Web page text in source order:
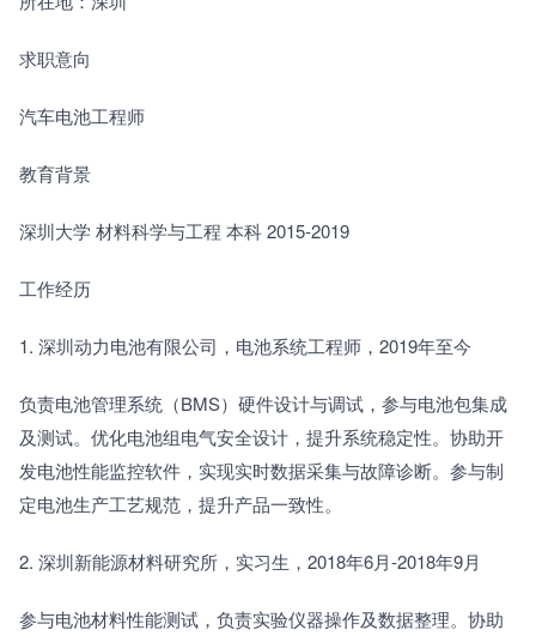
求职意向
汽车电池工程师
教育背景
深圳大学 材料科学与工程 本科 2015-2019
工作经历
1. 深圳动力电池有限公司，电池系统工程师，2019年至今
负责电池管理系统（BMS）硬件设计与调试，参与电池包集成
及测试。优化电池组电气安全设计，提升系统稳定性。协助开
发电池性能监控软件，实现实时数据采集与故障诊断。参与制
定电池生产工艺规范，提升产品一致性。
2. 深圳新能源材料研究所，实习生，2018年6月-2018年9月
参与电池材料性能测试，负责实验仪器操作及数据整理。协助